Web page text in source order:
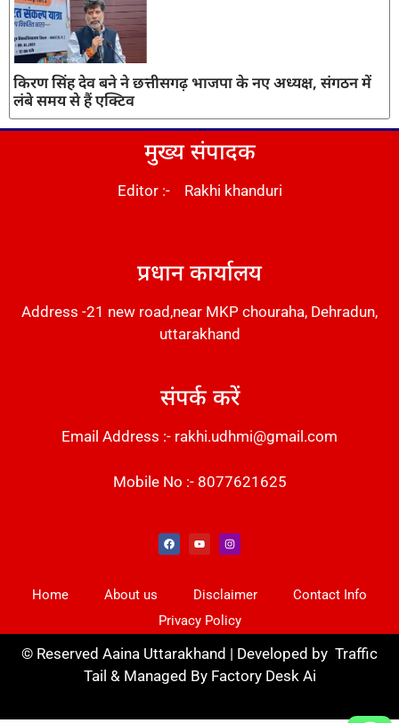
किरण सिंह देव बने ने छत्तीसगढ़ भाजपा के नए अध्यक्ष, संगठन में
लंबे समय से हैं एक्टिव
मुख्य संपादक
Editor :- Rakhi khanduri
प्रधान कार्यालय
Address -21 new road,near MKP chouraha, Dehradun,
uttarakhand
संपर्क करें
Email Address :- rakhi.udhmi@gmail.com
Mobile No :- 8077621625
Home About us Disclaimer
Contact Info
Privacy Policy
© Reserved Aaina Uttarakhand | Developed by Traffic
Tail & Managed By Factory Desk Ai